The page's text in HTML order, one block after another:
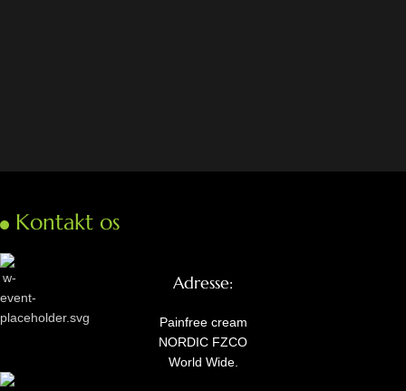
Kontakt os
Adresse:
Painfree cream
NORDIC FZCO
World Wide.